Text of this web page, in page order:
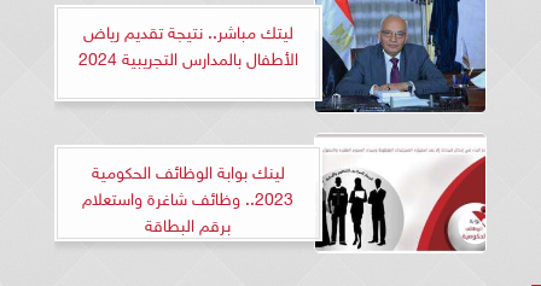
ليتك مباشر.. نتيجة تقديم رياض
الأطفال بالمدارس التجريبية 2024
لينك بوابة الوظائف الحكومية
2023.. وظائف شاغرة واستعلام
برقم البطاقة